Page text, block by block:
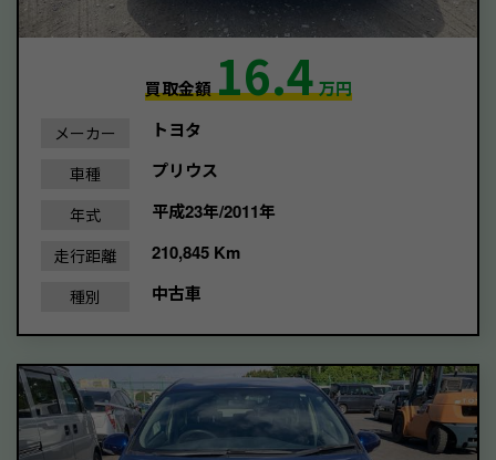
買取金額16.4万円
メーカー トヨタ
車種 プリウス
年式 平成23年/2011年
走行距離 210,845 Km
種別 中古車